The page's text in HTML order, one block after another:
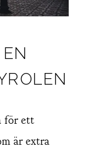
för ett
är extra